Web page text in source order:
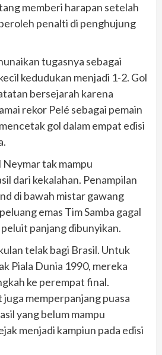
memberi harapan setelah
penalti di penghujung
tugasnya sebagai
kedudukan menjadi 1-2. Gol
bersejarah karena
rekor Pelé sebagai pemain
gol dalam empat edisi
tak mampu
dari kekalahan. Penampilan
di bawah mistar gawang
emas Tim Samba gagal
panjang dibunyikan.
telak bagi Brasil. Untuk
Piala Dunia 1990, mereka
ke perempat final.
memperpanjang puasa
yang belum mampu
menjadi kampiun pada edisi